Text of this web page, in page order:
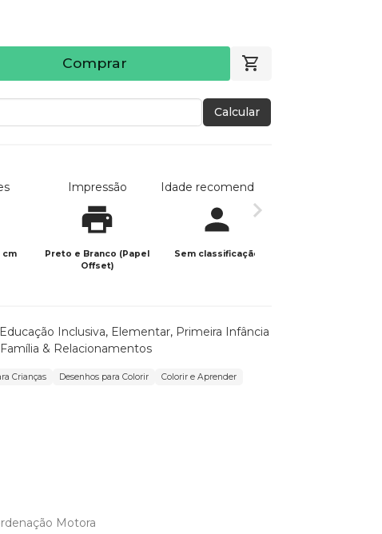
Comprar
Calcular
cm
Impressão
Preto e Branco (Papel
Offset)
Idade recomendada
Sem classificação
Educação Inclusiva, Elementar, Primeira Infância
Família & Relacionamentos
Crianças Desenhos para Colorir
Colorir e Aprender
Motora